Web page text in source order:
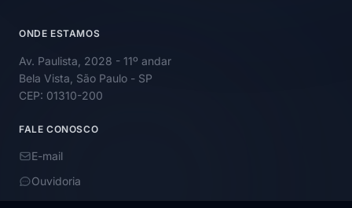
ONDE ESTAMOS
Av. Paulista, 2028 - 11º andar
Bela Vista, São Paulo - SP
CEP: 01310-200
FALE CONOSCO
E-mail
Ouvidoria